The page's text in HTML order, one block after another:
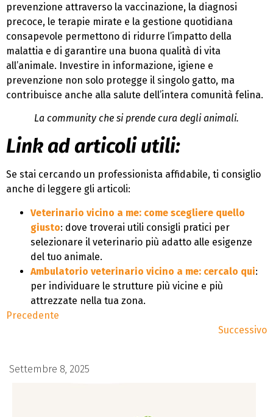
prevenzione attraverso la vaccinazione, la diagnosi
precoce, le terapie mirate e la gestione quotidiana
consapevole permettono di ridurre l’impatto della
malattia e di garantire una buona qualità di vita
all’animale. Investire in informazione, igiene e
prevenzione non solo protegge il singolo gatto, ma
contribuisce anche alla salute dell’intera comunità felina.
La community che si prende cura degli animali.
Link ad articoli utili:
Se stai cercando un professionista affidabile, ti consiglio
anche di leggere gli articoli:
Veterinario vicino a me: come scegliere quello
giusto: dove troverai utili consigli pratici per
selezionare il veterinario più adatto alle esigenze
del tuo animale.
Ambulatorio veterinario vicino a me: cercalo qui:
per individuare le strutture più vicine e più
attrezzate nella tua zona.
Precedente
Successivo
Settembre 8, 2025